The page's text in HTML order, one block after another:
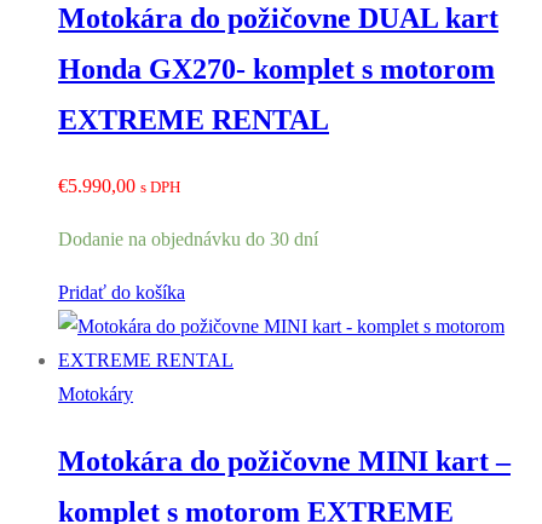
Motokára do požičovne DUAL kart
Honda GX270- komplet s motorom
EXTREME RENTAL
€5.990,00 s DPH
Dodanie na objednávku do 30 dní
Pridať do košíka
Motokáry
Motokára do požičovne MINI kart –
komplet s motorom EXTREME